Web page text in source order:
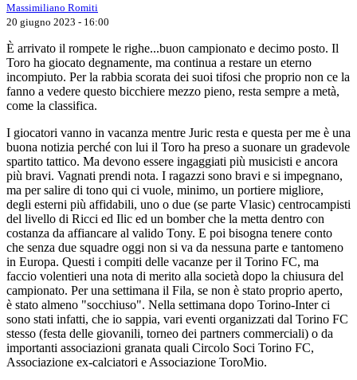
Massimiliano Romiti
20 giugno 2023 - 16:00
È arrivato il rompete le righe...buon campionato e decimo posto. Il
Toro ha giocato degnamente, ma continua a restare un eterno
incompiuto. Per la rabbia scorata dei suoi tifosi che proprio non ce la
fanno a vedere questo bicchiere mezzo pieno, resta sempre a metà,
come la classifica.
I giocatori vanno in vacanza mentre Juric resta e questa per me è una
buona notizia perché con lui il Toro ha preso a suonare un gradevole
spartito tattico. Ma devono essere ingaggiati più musicisti e ancora
più bravi. Vagnati prendi nota. I ragazzi sono bravi e si impegnano,
ma per salire di tono qui ci vuole, minimo, un portiere migliore,
degli esterni più affidabili, uno o due (se parte Vlasic) centrocampisti
del livello di Ricci ed Ilic ed un bomber che la metta dentro con
costanza da affiancare al valido Tony. E poi bisogna tenere conto
che senza due squadre oggi non si va da nessuna parte e tantomeno
in Europa. Questi i compiti delle vacanze per il Torino FC, ma
faccio volentieri una nota di merito alla società dopo la chiusura del
campionato. Per una settimana il Fila, se non è stato proprio aperto,
è stato almeno "socchiuso". Nella settimana dopo Torino-Inter ci
sono stati infatti, che io sappia, vari eventi organizzati dal Torino FC
stesso (festa delle giovanili, torneo dei partners commerciali) o da
importanti associazioni granata quali Circolo Soci Torino FC,
Associazione ex-calciatori e Associazione ToroMio.